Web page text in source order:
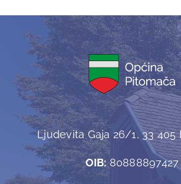
Ljudevita Gaja 26/1, 33 405
OIB:80888897427